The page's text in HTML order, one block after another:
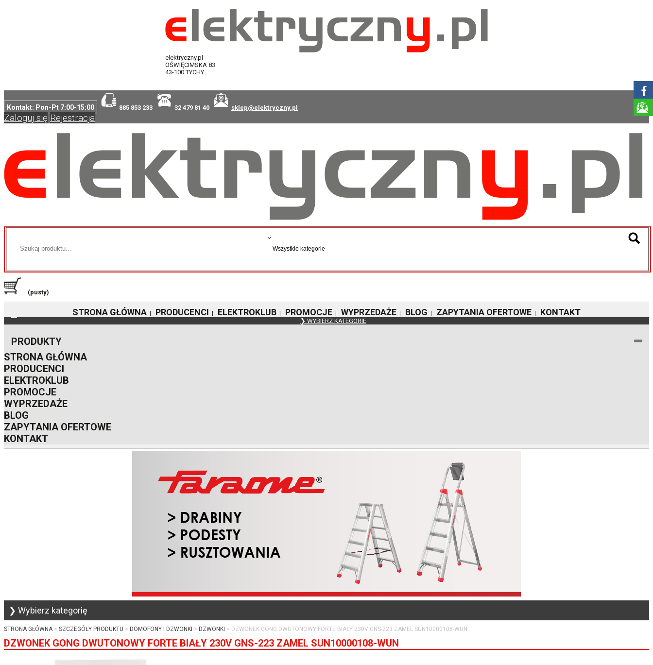
elektryczny.pl
OŚWIĘCIMSKA 83
43-100 TYCHY
Kontakt: Pon-Pt 7:00-15:00 885 853 233 32 479 81 40 sklep@elektryczny.pl
Zaloguj się Rejestracja
(pusty)
STRONA GŁÓWNA | PRODUCENCI | ELEKTROKLUB | PROMOCJE | WYPRZEDAŻE | BLOG | ZAPYTANIA OFERTOWE | KONTAKT
❯ WYBIERZ KATEGORIE
PRODUKTY
STRONA GŁÓWNA
PRODUCENCI
ELEKTROKLUB
PROMOCJE
WYPRZEDAŻE
BLOG
ZAPYTANIA OFERTOWE
KONTAKT
❯ Wybierz kategorię
STRONA GŁÓWNA SZCZEGÓŁY PRODUKTU DOMOFONY I DZWONKI DZWONKI DZWONEK GONG DWUTONOWY FORTE BIAŁY 230V GNS-223 ZAMEL SUN10000108-WUN
DZWONEK GONG DWUTONOWY FORTE BIAŁY 230V GNS-223 ZAMEL SUN10000108-WUN